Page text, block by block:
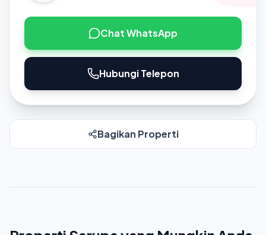
Chat WhatsApp
Hubungi Telepon
Bagikan Properti